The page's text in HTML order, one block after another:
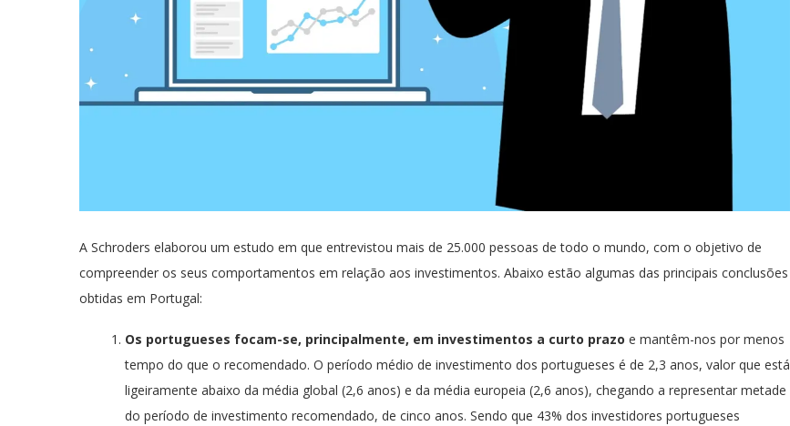
A Schroders elaborou um estudo em que entrevistou mais de 25.000 pessoas de todo o mundo, com o objetivo de
compreender os seus comportamentos em relação aos investimentos. Abaixo estão algumas das principais conclusões
obtidas em Portugal:
Os portugueses focam-se, principalmente, em investimentos a curto prazo e mantêm-nos por menos
tempo do que o recomendado. O período médio de investimento dos portugueses é de 2,3 anos, valor que está
ligeiramente abaixo da média global (2,6 anos) e da média europeia (2,6 anos), chegando a representar metade
do período de investimento recomendado, de cinco anos. Sendo que 43% dos investidores portugueses